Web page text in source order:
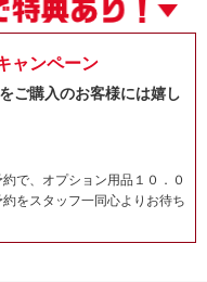
ャンペーン
ご購入のお客様には嬉し
で、オプション用品１０．０
をスタッフ一同心よりお待ち